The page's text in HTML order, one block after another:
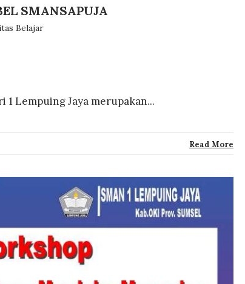
SMANSAPUJA
Belajar
1 Lempuing Jaya merupakan...
Read More